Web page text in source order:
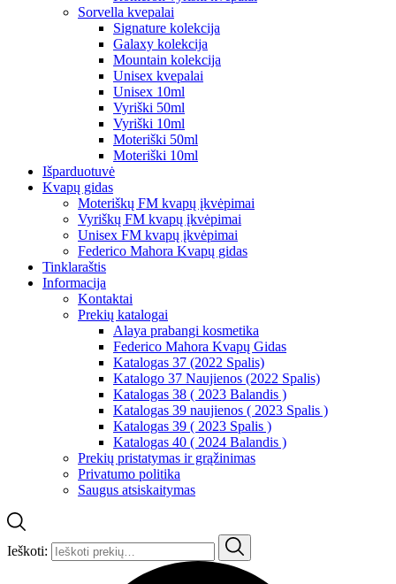
Sorvella kvepalai
Signature kolekcija
Galaxy kolekcija
Mountain kolekcija
Unisex kvepalai
Unisex 10ml
Vyriški 50ml
Vyriški 10ml
Moteriški 50ml
Moteriški 10ml
Išparduotuvė
Kvapų gidas
Moteriškų FM kvapų įkvėpimai
Vyriškų FM kvapų įkvėpimai
Unisex FM kvapų įkvėpimai
Federico Mahora Kvapų gidas
Tinklaraštis
Informacija
Kontaktai
Prekių katalogai
Alaya prabangi kosmetika
Federico Mahora Kvapų Gidas
Katalogas 37 (2022 Spalis)
Katalogo 37 Naujienos (2022 Spalis)
Katalogas 38 ( 2023 Balandis )
Katalogas 39 naujienos ( 2023 Spalis )
Katalogas 39 ( 2023 Spalis )
Katalogas 40 ( 2024 Balandis )
Prekių pristatymas ir grąžinimas
Privatumo politika
Saugus atsiskaitymas
Ieškoti: